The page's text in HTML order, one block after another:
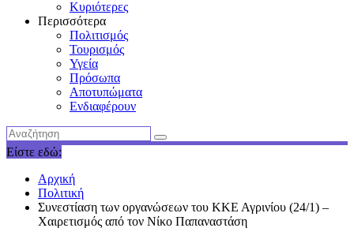
Κυριότερες
Περισσότερα
Πολιτισμός
Τουρισμός
Υγεία
Πρόσωπα
Αποτυπώματα
Ενδιαφέρουν
Είστε εδώ:
Αρχική
Πολιτική
Συνεστίαση των οργανώσεων του ΚΚΕ Αγρινίου (24/1) –
Χαιρετισμός από τον Νίκο Παπαναστάση